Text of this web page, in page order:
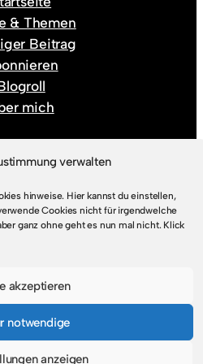
verwalten
hinweise. Hier kannst du einstellen,
Cookies nicht für irgendwelche
ganz ohne geht es nun mal nicht. Klick
akzeptieren
notwendige
anzeigen
& Themen
Beitrag
mich
Kram